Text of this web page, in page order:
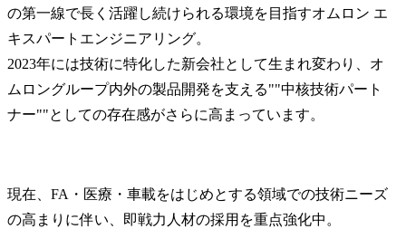
の第一線で長く活躍し続けられる環境を目指すオムロン エ
キスパートエンジニアリング。
2023年には技術に特化した新会社として生まれ変わり、オ
ムロングループ内外の製品開発を支える""中核技術パート
ナー""としての存在感がさらに高まっています。
現在、FA・医療・車載をはじめとする領域での技術ニーズ
の高まりに伴い、即戦力人材の採用を重点強化中。